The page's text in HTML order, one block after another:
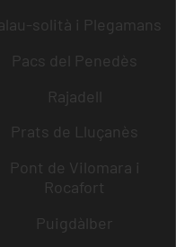
solità i Plegamans
Pacs del Penedès
Rajadell
Prats de Lluçanès
Pont de Vilomara i
Rocafort
Puigdàlber